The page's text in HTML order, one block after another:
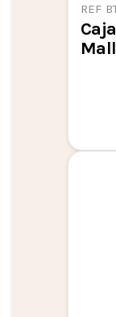
REF